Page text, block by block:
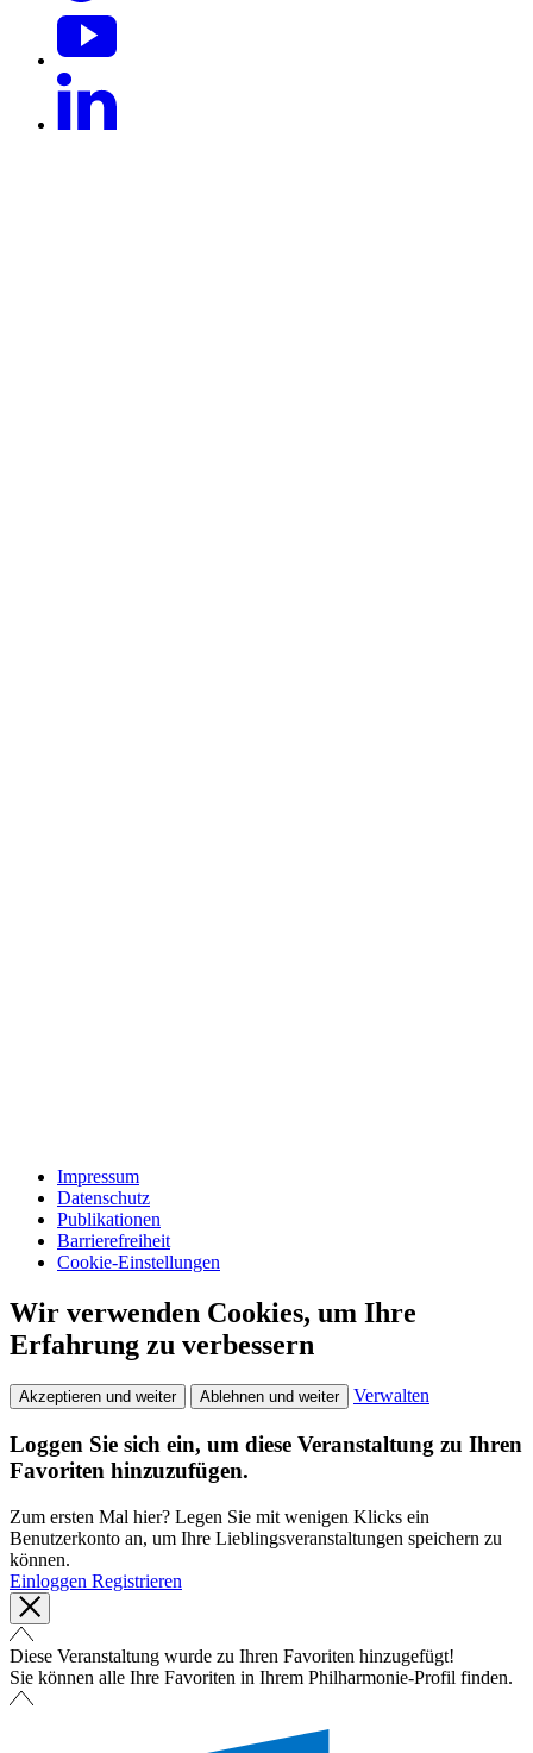
Impressum
Datenschutz
Publikationen
Barrierefreiheit
Cookie-Einstellungen
Wir verwenden Cookies, um Ihre
Erfahrung zu verbessern
Akzeptieren und weiter Ablehnen und weiter Verwalten
Loggen Sie sich ein, um diese Veranstaltung zu Ihren
Favoriten hinzuzufügen.
Zum ersten Mal hier? Legen Sie mit wenigen Klicks ein
Benutzerkonto an, um Ihre Lieblingsveranstaltungen speichern zu
können.
Einloggen Registrieren
Diese Veranstaltung wurde zu Ihren Favoriten hinzugefügt!
Sie können alle Ihre Favoriten in Ihrem Philharmonie-Profil finden.